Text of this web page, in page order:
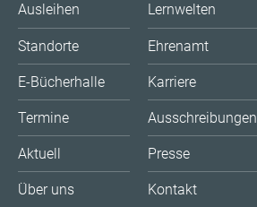
Ausleihen
Standorte
E-Bücherhalle
Termine
Aktuell
Über uns
Lernwelten
Ehrenamt
Karriere
Ausschreibungen
Presse
Kontakt